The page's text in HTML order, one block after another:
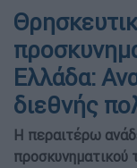
Ελλάδα:
διεθνής
Η περαιτέρω
προσκυνηματικού